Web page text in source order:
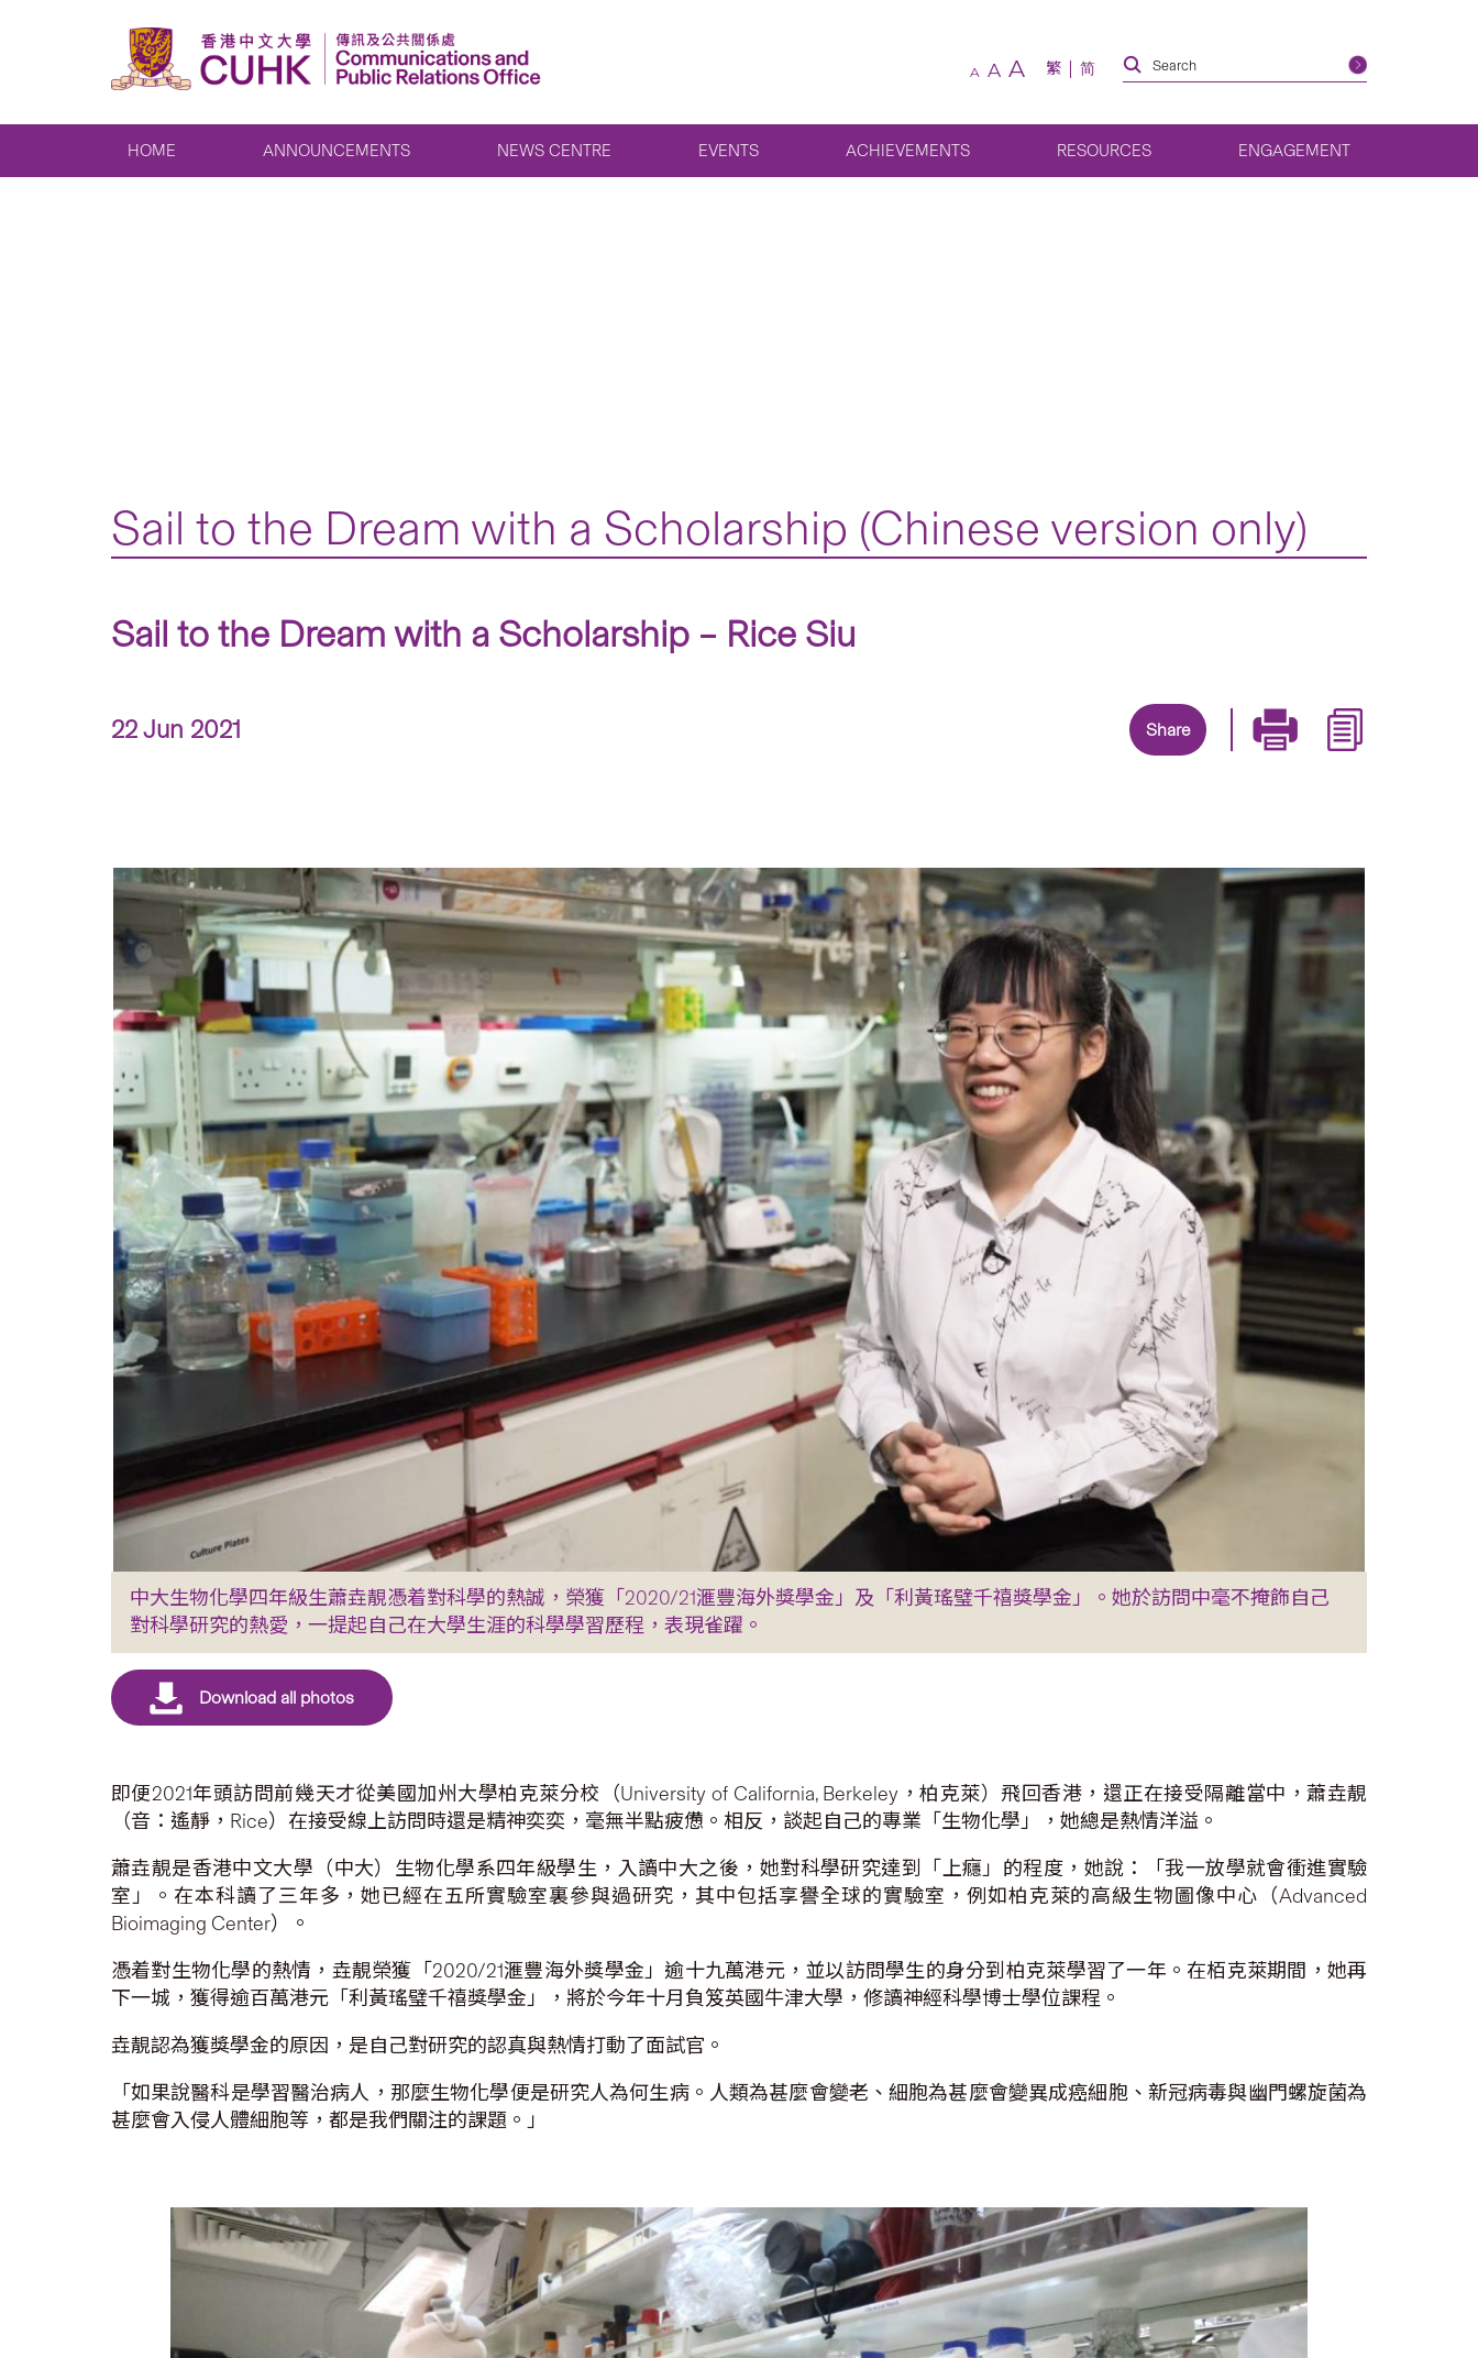
A A A 繁 简
HOME ANNOUNCEMENTS NEWS CENTRE EVENTS ACHIEVEMENTS RESOURCES ENGAGEMENT
Sail to the Dream with a Scholarship (Chinese version only)
Sail to the Dream with a Scholarship – Rice Siu
22 Jun 2021 Share
中大生物化學四年級生蕭垚靚憑着對科學的熱誠，榮獲「2020/21滙豐海外獎學金」及「利黃瑤璧千禧獎學金」。她於訪問中毫不掩飾自己
對科學研究的熱愛，一提起自己在大學生涯的科學學習歷程，表現雀躍。
即便2021年頭訪問前幾天才從美國加州大學柏克萊分校（University of California, Berkeley，柏克萊）飛回香港，還正在接受隔離當中，蕭垚靚
（音：遙靜，Rice）在接受線上訪問時還是精神奕奕，毫無半點疲憊。相反，談起自己的專業「生物化學」，她總是熱情洋溢。
蕭垚靚是香港中文大學（中大）生物化學系四年級學生，入讀中大之後，她對科學研究達到「上癮」的程度，她說：「我一放學就會衝進實驗
室」。在本科讀了三年多，她已經在五所實驗室裏參與過研究，其中包括享譽全球的實驗室，例如柏克萊的高級生物圖像中心（Advanced
Bioimaging Center）。
憑着對生物化學的熱情，垚靚榮獲「2020/21滙豐海外獎學金」逾十九萬港元，並以訪問學生的身分到柏克萊學習了一年。在栢克萊期間，她再
下一城，獲得逾百萬港元「利黃瑤璧千禧獎學金」，將於今年十月負笈英國牛津大學，修讀神經科學博士學位課程。
垚靚認為獲獎學金的原因，是自己對研究的認真與熱情打動了面試官。
「如果說醫科是學習醫治病人，那麼生物化學便是研究人為何生病。人類為甚麼會變老、細胞為甚麼會變異成癌細胞、新冠病毒與幽門螺旋菌為
甚麼會入侵人體細胞等，都是我們關注的課題。」